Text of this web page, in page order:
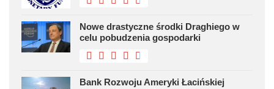
Nowe drastyczne środki Draghiego w
celu pobudzenia gospodarki
Bank Rozwoju Ameryki Łacińskiej